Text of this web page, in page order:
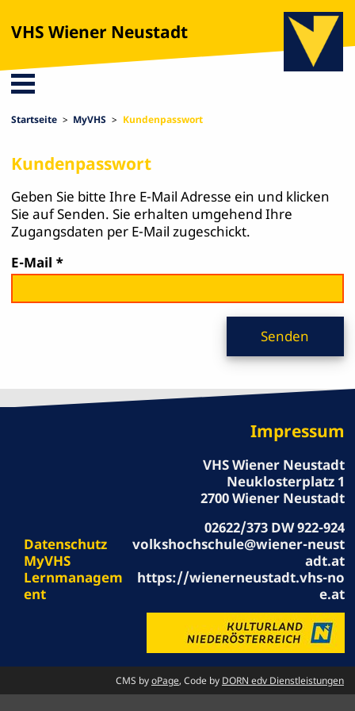
VHS Wiener Neustadt
Startseite MyVHS Kundenpasswort
Kundenpasswort
Geben Sie bitte Ihre E-Mail Adresse ein und klicken
Sie auf Senden. Sie erhalten umgehend Ihre
Zugangsdaten per E-Mail zugeschickt.
E-Mail
Datenschutz
MyVHS
Lernmanagem
ent
Impressum
VHS Wiener Neustadt
Neuklosterplatz 1
2700 Wiener Neustadt
02622/373 DW 922-924
volkshochschule@wiener-neust
adt.at
https://wienerneustadt.vhs-no
e.at
CMS byoPage, Code by DORN edv Dienstleistungen